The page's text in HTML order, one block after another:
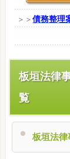
＞＞債務整理
板垣法律
覧
板垣法律